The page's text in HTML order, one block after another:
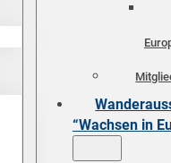
“Wachsen in